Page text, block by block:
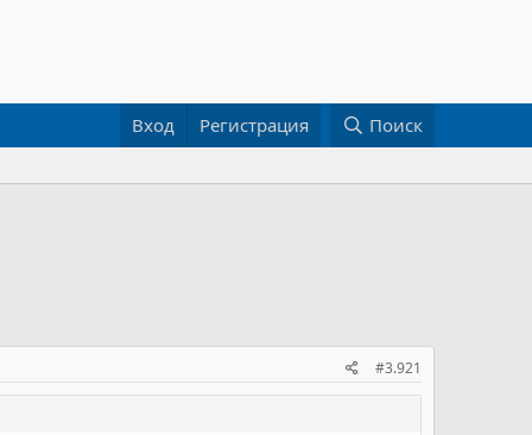
Вход Регистрация Поиск
#3.921